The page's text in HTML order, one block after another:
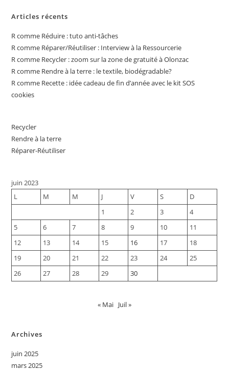
Articles récents
R comme Réduire : tuto anti-tâches
R comme Réparer/Réutiliser : Interview à la Ressourcerie
R comme Recycler : zoom sur la zone de gratuité à Olonzac
R comme Rendre à la terre : le textile, biodégradable?
R comme Recette : idée cadeau de fin d’année avec le kit SOS
cookies
Recycler
Rendre à la terre
Réparer-Réutiliser
juin 2023
L
M M J V S
D
1
2 3
4
5
6 7 8 9 10
11
12
13 14 15 16 17
18
19
20 21 22 23 24
25
26
27 28 29 30
« Mai Juil »
Archives
juin 2025
mars 2025